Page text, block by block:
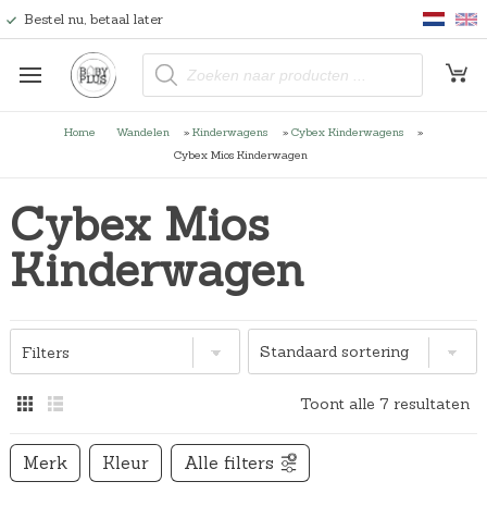
Bestel nu, betaal later
P
o
c
o
e
k
e
n
Home Wandelen » Kinderwagens » Cybex Kinderwagens
»
Cybex Mios Kinderwagen
Cybex Mios
Kinderwagen
Filters
Toont alle 7 resultaten
Merk Kleur Alle filters